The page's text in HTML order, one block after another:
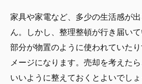
家具や家電など、多少の生活感が
ん。しかし、整理整頓が行き届い
部分が物置のように使われていた
メージになります。売却を考えた
いいように整えておくとよいでしょ